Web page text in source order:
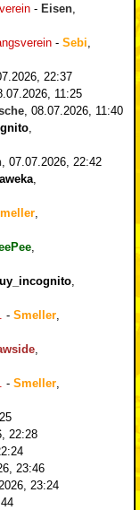
- Eisen
- Sebi
22:37
11:25
08.07.2026, 11:40
07.07.2026, 22:42
- Smeller
- Smeller
22:28
23:46
23:24